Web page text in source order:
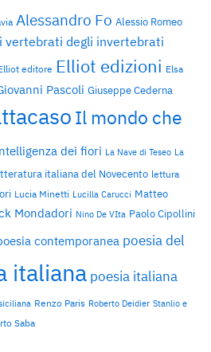
Alessandro Fo Alessio Romeo
vertebrati degli invertebrati
editore Elliot edizioni Elsa
Pascoli Giuseppe Cederna
Il mondo che
dei fiori La Nave di Teseo La
italiana del Novecento lettura
Lucia Minetti Lucilla Carucci Matteo
Mondadori Nino De VIta Paolo Cipollini
contemporanea poesia del
italiana poesia italiana
Renzo Paris Roberto Deidier Stanlio e
Saba